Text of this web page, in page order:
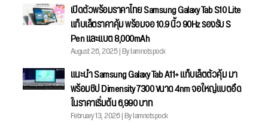
เปิดตัวพร้อมราคาไทย Samsung Galaxy Tab S10 Lite
แท็บเล็ตราคาคุ้ม พร้อมจอ 10.9 นิ้ว 90Hz รองรับ S
Pen และแบต 8,000mAh
August 26, 2025 | By Iamnotspock
แนะนำ Samsung Galaxy Tab A11+ แท็บเล็ตตัวคุ้ม มา
พร้อมชิป Dimensity 7300 ขนาด 4nm จอใหญ่แบตอึด
ในราคาเริ่มต้น 6,990 บาท
February 13, 2026 | By Iamnotspock